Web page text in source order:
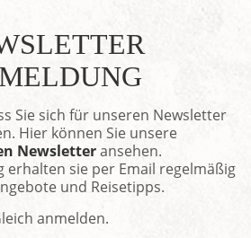
Sie sich für unseren Newsletter
Hier können Sie unsere
Newsletteransehen.
erhalten sie per Email regelmäßig
und Reisetipps.
anmelden.